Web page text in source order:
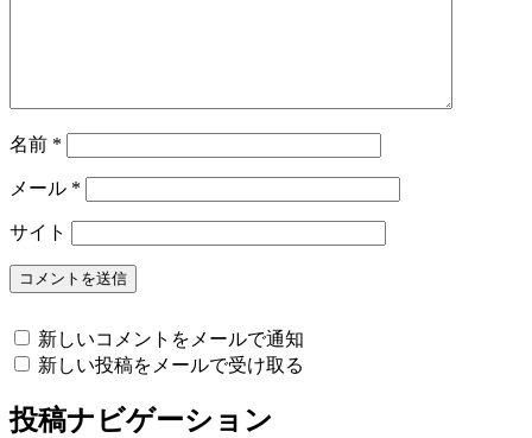
名前 *
メール *
サイト
新しいコメントをメールで通知
新しい投稿をメールで受け取る
投稿ナビゲーション